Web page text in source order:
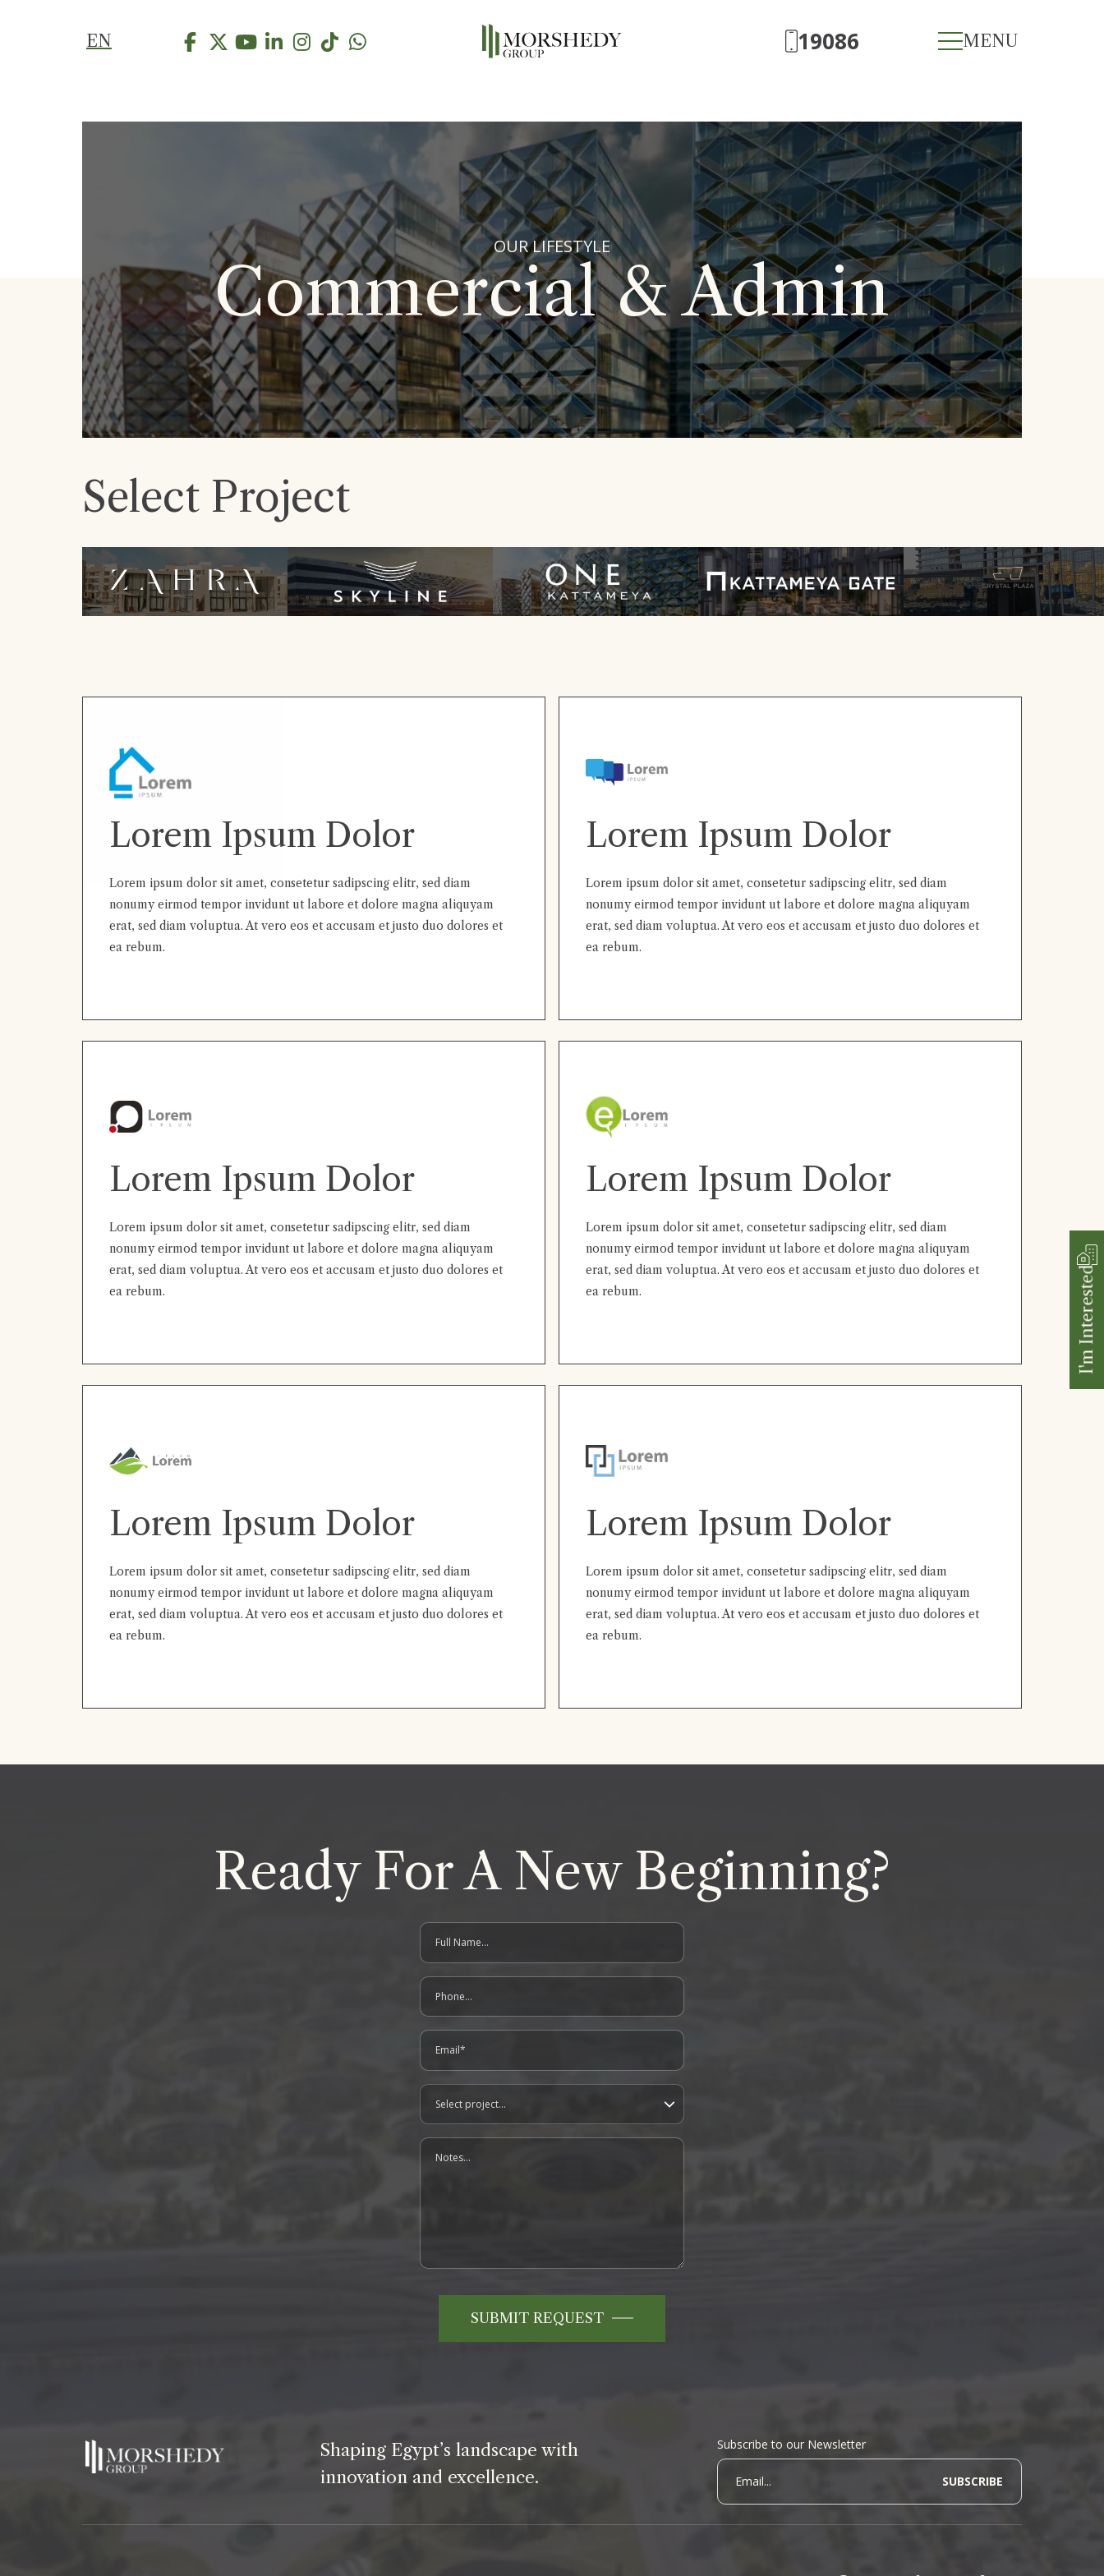
I'm Interested
EN 19086 MENU
OUR LIFESTYLE
Commercial & Admin
Select Project
Lorem Ipsum Dolor
Lorem ipsum dolor sit amet, consetetur sadipscing elitr, sed diam
nonumy eirmod tempor invidunt ut labore et dolore magna aliquyam
erat, sed diam voluptua. At vero eos et accusam et justo duo dolores et
ea rebum.
Lorem Ipsum Dolor
Lorem ipsum dolor sit amet, consetetur sadipscing elitr, sed diam
nonumy eirmod tempor invidunt ut labore et dolore magna aliquyam
erat, sed diam voluptua. At vero eos et accusam et justo duo dolores et
ea rebum.
Lorem Ipsum Dolor
Lorem ipsum dolor sit amet, consetetur sadipscing elitr, sed diam
nonumy eirmod tempor invidunt ut labore et dolore magna aliquyam
erat, sed diam voluptua. At vero eos et accusam et justo duo dolores et
ea rebum.
Lorem Ipsum Dolor
Lorem ipsum dolor sit amet, consetetur sadipscing elitr, sed diam
nonumy eirmod tempor invidunt ut labore et dolore magna aliquyam
erat, sed diam voluptua. At vero eos et accusam et justo duo dolores et
ea rebum.
Lorem Ipsum Dolor
Lorem ipsum dolor sit amet, consetetur sadipscing elitr, sed diam
nonumy eirmod tempor invidunt ut labore et dolore magna aliquyam
erat, sed diam voluptua. At vero eos et accusam et justo duo dolores et
ea rebum.
Lorem Ipsum Dolor
Lorem ipsum dolor sit amet, consetetur sadipscing elitr, sed diam
nonumy eirmod tempor invidunt ut labore et dolore magna aliquyam
erat, sed diam voluptua. At vero eos et accusam et justo duo dolores et
ea rebum.
Ready For A New Beginning?
contact us form
Full Name
Phone
Email
Project
Notes
SUBMIT REQUEST
Shaping Egypt’s landscape with
innovation and excellence.
Subscribe to our Newsletter
newsletter form
Email... SUBSCRIBE